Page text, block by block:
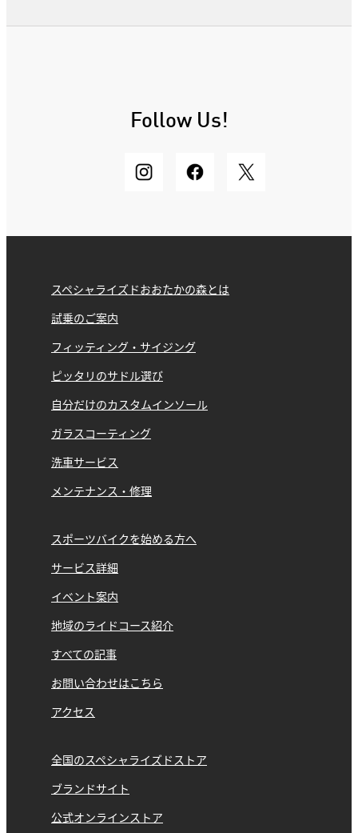
Follow Us!
スペシャライズドおおたかの森とは
試乗のご案内
フィッティング・サイジング
ピッタリのサドル選び
自分だけのカスタムインソール
ガラスコーティング
洗車サービス
メンテナンス・修理
スポーツバイクを始める方へ
サービス詳細
イベント案内
地域のライドコース紹介
すべての記事
お問い合わせはこちら
アクセス
全国のスペシャライズドストア
ブランドサイト
公式オンラインストア